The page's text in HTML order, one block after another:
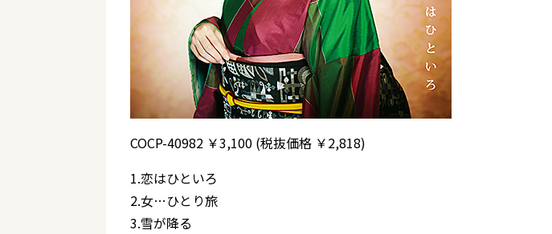
COCP-40982 ￥3,100 (税抜価格 ￥2,818)
1.恋はひといろ
2.女…ひとり旅
3.雪が降る